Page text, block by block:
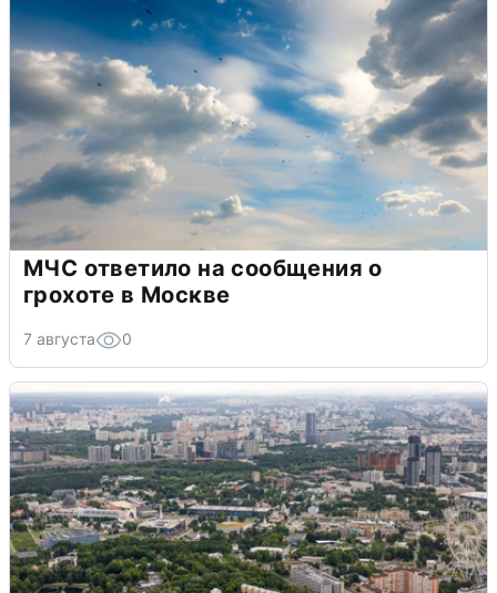
МЧС ответило на сообщения о
грохоте в Москве
7 августа 0